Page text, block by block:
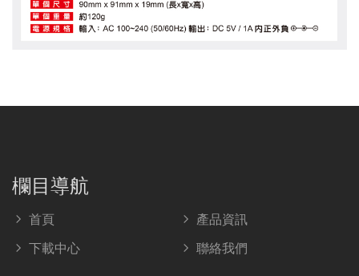
欄目導航
首頁
產品資訊
下載中心
聯絡我們